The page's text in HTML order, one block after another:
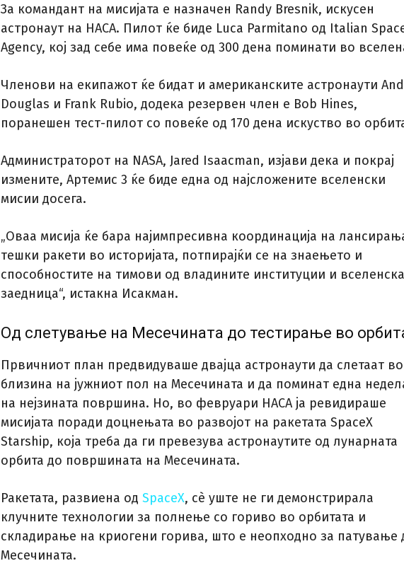
За командант на мисијата е назначен Randy Bresnik, искусен
астронаут на НАСА. Пилот ќе биде Luca Parmitano од Italian
Agency, кој зад себе има повеќе од 300 дена поминати во
Членови на екипажот ќе бидат и американските астронаути
Douglas и Frank Rubio, додека резервен член е Bob Hines,
поранешен тест-пилот со повеќе од 170 дена искуство во
Администраторот на NASA, Jared Isaacman, изјави дека и покрај
измените, Артемис 3 ќе биде една од најсложените вселенски
мисии досега.
„Оваа мисија ќе бара најимпресивна координација на
тешки ракети во историјата, потпирајќи се на знаењето и
способностите на тимови од владините институции и
заедница“, истакна Исакман.
Од слетување на Месечината до тестирање во
Првичниот план предвидуваше двајца астронаути да слетаат во
близина на јужниот пол на Месечината и да поминат една
на нејзината површина. Но, во февруари НАСА ја ревидираше
мисијата поради доцнењата во развојот на ракетата SpaceX
Starship, која треба да ги превезува астронаутите од лунарната
орбита до површината на Месечината.
Ракетата, развиена од SpaceX, сè уште не ги демонстрирала
клучните технологии за полнење со гориво во орбитата и
складирање на криогени горива, што е неопходно за патување
Месечината.